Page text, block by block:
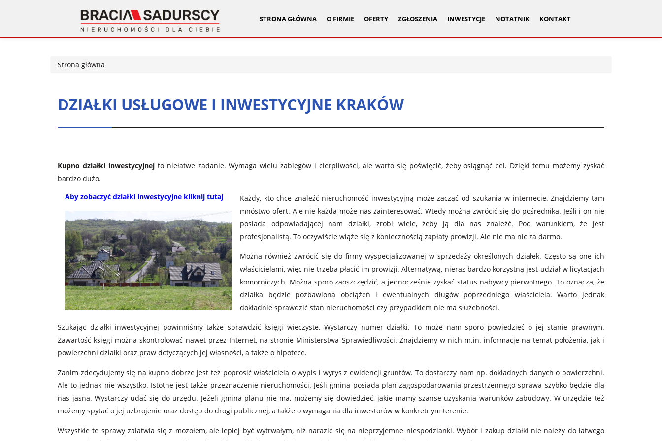
STRONA GŁÓWNA O FIRMIE OFERTY ZGŁOSZENIA INWESTYCJE NOTATNIK KONTAKT
Strona główna
DZIAŁKI USŁUGOWE I INWESTYCYJNE KRAKÓW
Kupno działki inwestycyjnej to niełatwe zadanie. Wymaga wielu zabiegów i cierpliwości, ale warto się poświęcić, żeby osiągnąć cel. Dzięki temu możemy zyskać
bardzo dużo.
Aby zobaczyć działki inwestycyjne kliknij tutaj
Każdy, kto chce znaleźć nieruchomość inwestycyjną może zacząć od szukania w internecie. Znajdziemy tam
mnóstwo ofert. Ale nie każda może nas zainteresować. Wtedy można zwrócić się do pośrednika. Jeśli i on nie
posiada odpowiadającej nam działki, zrobi wiele, żeby ją dla nas znaleźć. Pod warunkiem, że jest
profesjonalistą. To oczywiście wiąże się z koniecznością zapłaty prowizji. Ale nie ma nic za darmo.
Można również zwrócić się do firmy wyspecjalizowanej w sprzedaży określonych działek. Często są one ich
właścicielami, więc nie trzeba płacić im prowizji. Alternatywą, nieraz bardzo korzystną jest udział w licytacjach
komorniczych. Można sporo zaoszczędzić, a jednocześnie zyskać status nabywcy pierwotnego. To oznacza, że
działka będzie pozbawiona obciążeń i ewentualnych długów poprzedniego właściciela. Warto jednak
dokładnie sprawdzić stan nieruchomości czy przypadkiem nie ma służebności.
Szukając działki inwestycyjnej powinniśmy także sprawdzić księgi wieczyste. Wystarczy numer działki. To może nam sporo powiedzieć o jej stanie prawnym.
Zawartość księgi można skontrolować nawet przez Internet, na stronie Ministerstwa Sprawiedliwości. Znajdziemy w nich m.in. informacje na temat położenia, jak i
powierzchni działki oraz praw dotyczących jej własności, a także o hipotece.
Zanim zdecydujemy się na kupno dobrze jest też poprosić właściciela o wypis i wyrys z ewidencji gruntów. To dostarczy nam np. dokładnych danych o powierzchni.
Ale to jednak nie wszystko. Istotne jest także przeznaczenie nieruchomości. Jeśli gmina posiada plan zagospodarowania przestrzennego sprawa szybko będzie dla
nas jasna. Wystarczy udać się do urzędu. Jeżeli gmina planu nie ma, możemy się dowiedzieć, jakie mamy szanse uzyskania warunków zabudowy. W urzędzie też
możemy spytać o jej uzbrojenie oraz dostęp do drogi publicznej, a także o wymagania dla inwestorów w konkretnym terenie.
Wszystkie te sprawy załatwia się z mozołem, ale lepiej być wytrwałym, niż narazić się na nieprzyjemne niespodzianki. Wybór i zakup działki nie należy do łatwego